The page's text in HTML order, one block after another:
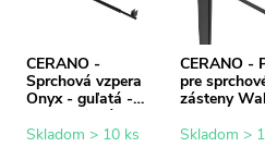
CERANO -
Sprchová vzpera
Onyx - guľatá -
teleskopická -
čierna matná -
Skladom > 10 ks
CERANO -
pre
zásteny
čierna
Skladom >